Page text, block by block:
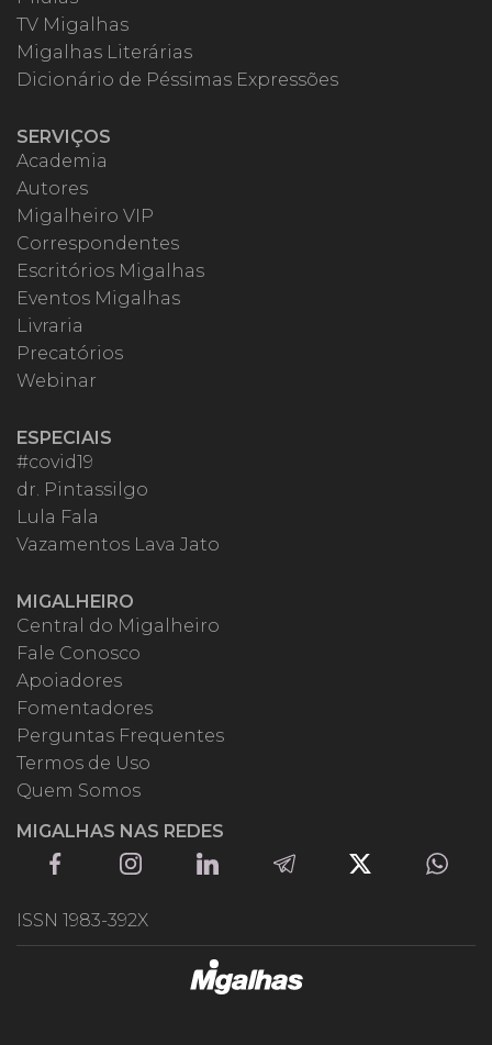
TV Migalhas
Migalhas Literárias
Dicionário de Péssimas Expressões
SERVIÇOS
Academia
Autores
Migalheiro VIP
Correspondentes
Escritórios Migalhas
Eventos Migalhas
Livraria
Precatórios
Webinar
ESPECIAIS
#covid19
dr. Pintassilgo
Lula Fala
Vazamentos Lava Jato
MIGALHEIRO
Central do Migalheiro
Fale Conosco
Apoiadores
Fomentadores
Perguntas Frequentes
Termos de Uso
Quem Somos
MIGALHAS NAS REDES
ISSN 1983-392X